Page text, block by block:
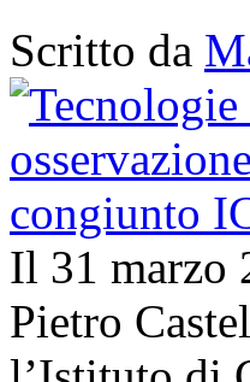
Scritto da
Il 31 marzo
Pietro